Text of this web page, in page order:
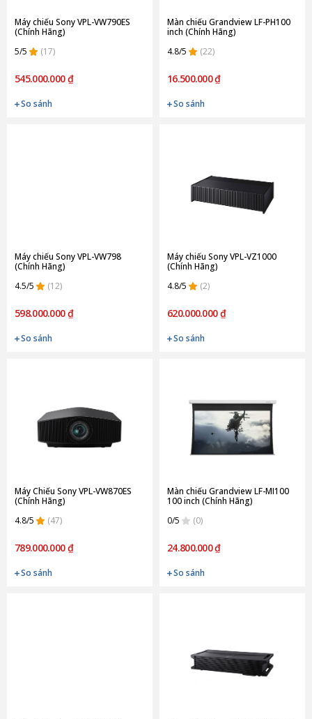
Máy chiếu Sony VPL-VW790ES
(Chính Hãng)
5/5
(17)
545.000.000 ₫
So sánh
Màn chiếu Grandview LF-PH100
inch (Chính Hãng)
4.8/5
(22)
16.500.000 ₫
So sánh
Máy chiếu Sony VPL-VW798
(Chính Hãng)
4.5/5
(12)
598.000.000 ₫
So sánh
Máy chiếu Sony VPL-VZ1000
(Chính Hãng)
4.8/5
(2)
620.000.000 ₫
So sánh
Máy Chiếu Sony VPL-VW870ES
(Chính Hãng)
4.8/5
(47)
789.000.000 ₫
So sánh
Màn chiếu Grandview LF-MI100
100 inch (Chính Hãng)
0/5
(0)
24.800.000 ₫
So sánh